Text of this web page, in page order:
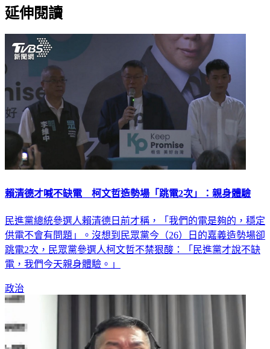
延伸閱讀
賴清德才喊不缺電 柯文哲造勢場「跳電2次」：親身體驗
民進黨總統參選人賴清德日前才稱，「我們的電是夠的，穩定
供電不會有問題」。沒想到民眾黨今（26）日的嘉義造勢場卻
跳電2次，民眾黨參選人柯文哲不禁狠酸：「民進黨才說不缺
電，我們今天親身體驗。」
政治